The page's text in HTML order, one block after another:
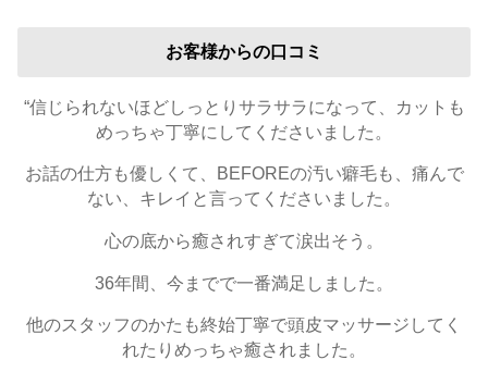
お客様からの口コミ
“信じられないほどしっとりサラサラになって、カットも
めっちゃ丁寧にしてくださいました。
お話の仕方も優しくて、BEFOREの汚い癖毛も、痛んで
ない、キレイと言ってくださいました。
心の底から癒されすぎて涙出そう。
36年間、今までで一番満足しました。
他のスタッフのかたも終始丁寧で頭皮マッサージしてく
れたりめっちゃ癒されました。